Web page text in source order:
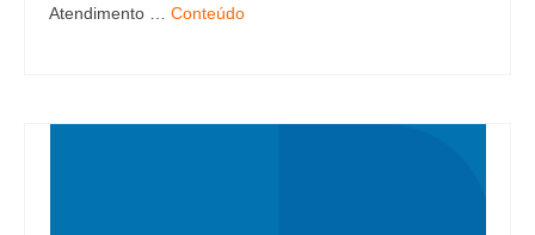
Atendimento … Conteúdo